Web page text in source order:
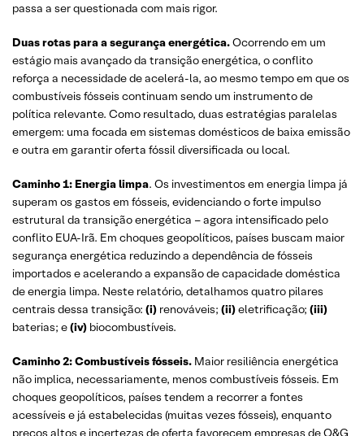
passa a ser questionada com mais rigor.
Duas rotas para a segurança energética.Ocorrendo em um
estágio mais avançado da transição energética, o conflito
reforça a necessidade de acelerá-la, ao mesmo tempo em que os
combustíveis fósseis continuam sendo um instrumento de
política relevante. Como resultado, duas estratégias paralelas
emergem: uma focada em sistemas domésticos de baixa emissão
e outra em garantir oferta fóssil diversificada ou local.
Caminho 1: Energia limpa. Os investimentos em energia limpa já
superam os gastos em fósseis, evidenciando o forte impulso
estrutural da transição energética – agora intensificado pelo
conflito EUA-Irã. Em choques geopolíticos, países buscam maior
segurança energética reduzindo a dependência de fósseis
importados e acelerando a expansão de capacidade doméstica
de energia limpa. Neste relatório, detalhamos quatro pilares
centrais dessa transição: (i) renováveis; (ii)eletrificação; (iii)
baterias; e(iv) biocombustíveis.
Caminho 2: Combustíveis fósseis. Maior resiliência energética
não implica, necessariamente, menos combustíveis fósseis. Em
choques geopolíticos, países tendem a recorrer a fontes
acessíveis e já estabelecidas (muitas vezes fósseis), enquanto